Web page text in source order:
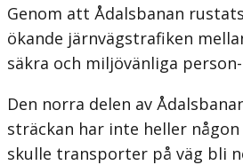
Genom att Ådalsbanan
ökande järnvägstrafiken
säkra och miljövänliga
Den norra delen av
sträckan har inte heller
skulle transporter på väg bli